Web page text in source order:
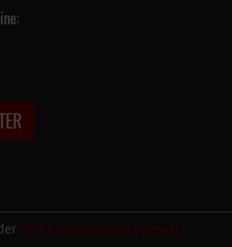
ATG Entertainment GmbH